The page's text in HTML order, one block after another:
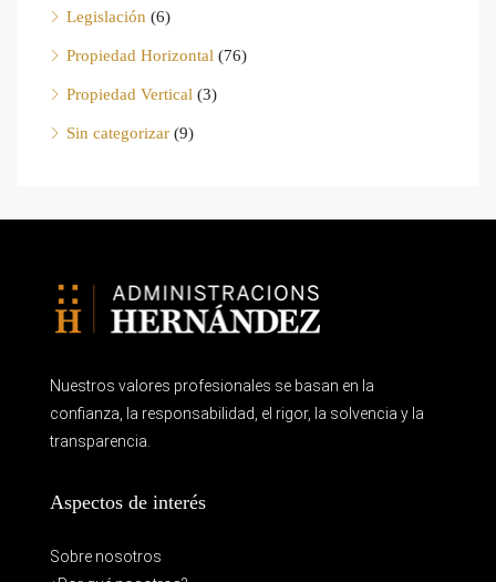
Legislación (6)
Propiedad Horizontal (76)
Propiedad Vertical (3)
Sin categorizar (9)
Nuestros valores profesionales se basan en la
confianza, la responsabilidad, el rigor, la solvencia y la
transparencia.
Aspectos de interés
Sobre nosotros